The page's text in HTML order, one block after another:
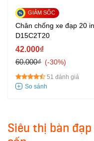
Chân chống xe đạp 20
D15C2T20
42.000₫
60.000₫
-30%
51 đánh giá
Siêu thị bàn